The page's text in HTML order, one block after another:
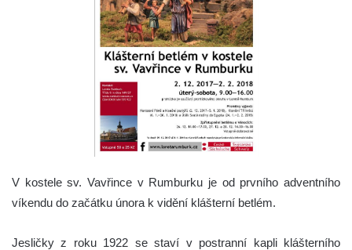
V kostele sv. Vavřince v Rumburku je od prvního adventního
víkendu do začátku února k vidění klášterní betlém.
Jesličky z roku 1922 se staví v postranní kapli klášterního